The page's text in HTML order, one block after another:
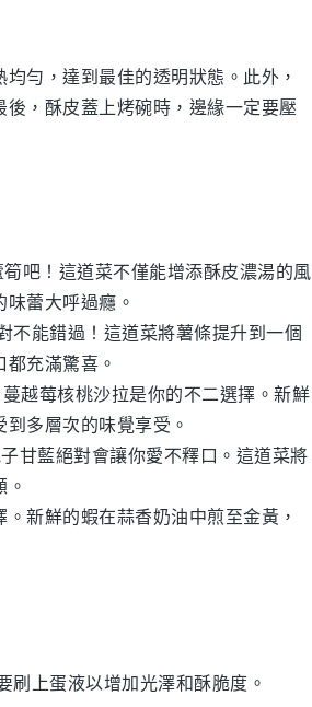
勻，達到最佳的透明狀態。此外，
， 酥皮蓋上烤碗時，邊緣一定要壓
筍吧！這道菜不僅能增添酥皮濃湯的風
蕾大呼過癮。
不能錯過！這道菜將薯條提升到一個
充滿驚喜。
蔓越莓核桃沙拉是你的不二選擇。新鮮
多層次的味覺享受。
甘藍絕對會讓你愛不釋口。這道菜將
。新鮮的蝦在蒜香奶油中煎至金黃，
刷上蛋液以增加光澤和酥脆度。